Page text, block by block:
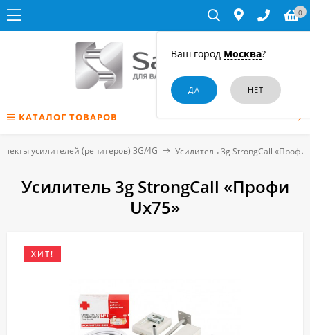
Ваш город Москва?
0
КАТАЛОГ ТОВАРОВ
усилителей (репитеров) 3G/4G Усилитель 3g StrongCall «Профи
Усилитель 3g StrongCall «Профи
Uх75»
ХИТ!